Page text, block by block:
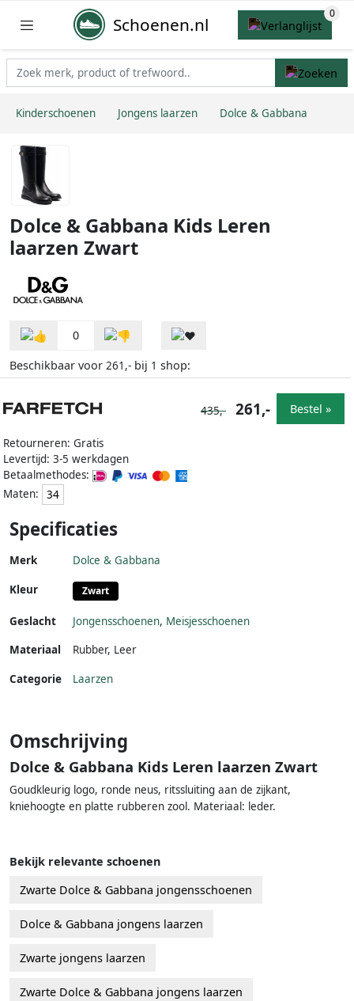
Schoenen.nl
Kinderschoenen Jongens laarzen Dolce & Gabbana
Dolce & Gabbana Kids Leren
laarzen Zwart
0
Beschikbaar voor 261,- bij 1 shop:
Retourneren: Gratis
Levertijd: 3-5 werkdagen
Betaalmethodes:
Maten:
34
435,- 261,- Bestel »
Specificaties
Merk Dolce & Gabbana
Kleur Zwart
Geslacht Jongensschoenen, Meisjesschoenen
Materiaal
Rubber, Leer
Categorie Laarzen
Omschrijving
Dolce & Gabbana Kids Leren laarzen Zwart
Goudkleurig logo, ronde neus, ritssluiting aan de zijkant,
kniehoogte en platte rubberen zool. Materiaal: leder.
Bekijk relevante schoenen
Zwarte Dolce & Gabbana jongensschoenen
Dolce & Gabbana jongens laarzen
Zwarte jongens laarzen
Zwarte Dolce & Gabbana jongens laarzen